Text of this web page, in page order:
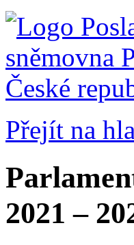
Přejít na
2021 –